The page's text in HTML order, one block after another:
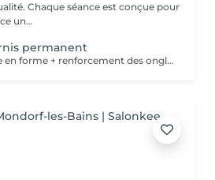
Chaque séance est conçue pour
un...
permanent
Manicure russe + remise en forme + renforcement des ongles + vernis permanent .